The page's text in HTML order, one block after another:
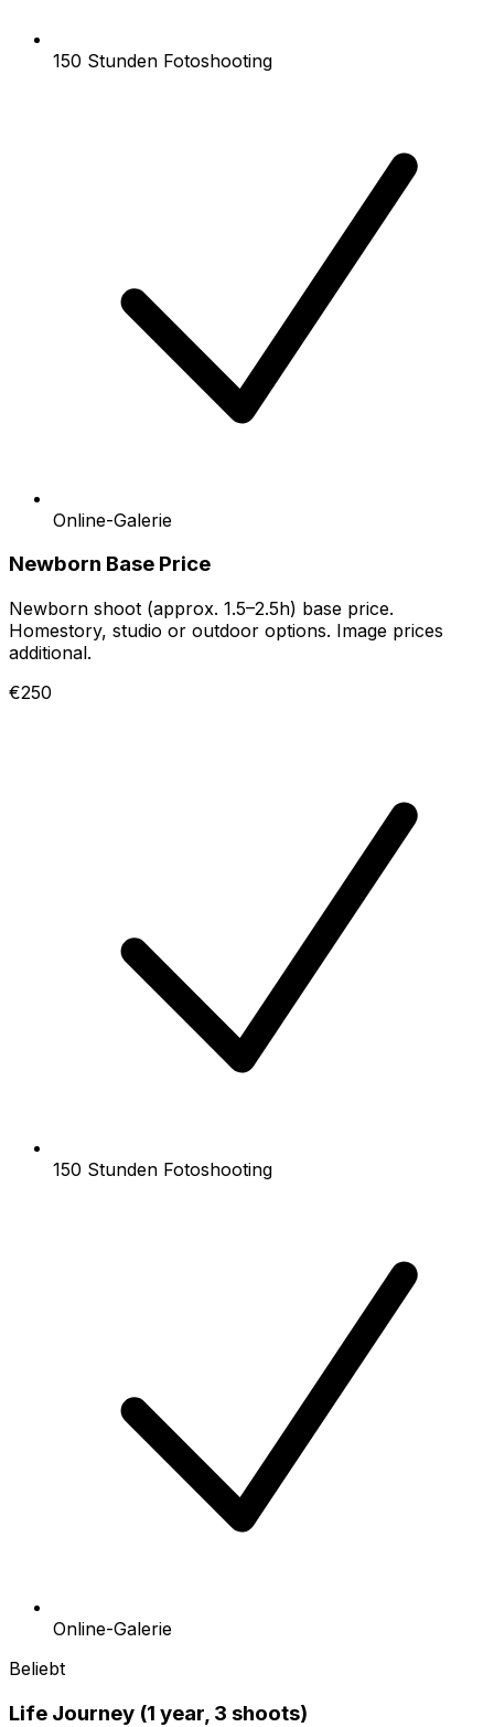
150 Stunden Fotoshooting
Online-Galerie
Newborn Base Price
Newborn shoot (approx. 1.5–2.5h) base price.
Homestory, studio or outdoor options. Image prices
additional.
€250
150 Stunden Fotoshooting
Online-Galerie
Beliebt
Life Journey (1 year, 3 shoots)